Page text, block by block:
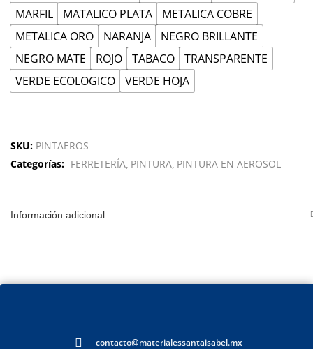
MARFIL
MATALICO PLATA
METALICA COBRE
METALICA ORO
NARANJA
NEGRO BRILLANTE
NEGRO MATE
ROJO TABACO
TRANSPARENTE
VERDE ECOLOGICO
VERDE HOJA
SKU: PINTAEROS
Categorías: FERRETERÍA PINTURA PINTURA EN AEROSOL
Información adicional
contacto@materialessantaisabel.mx